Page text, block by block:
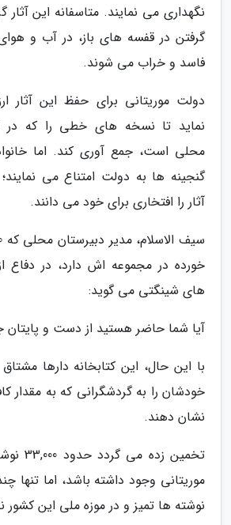
نگهداری می نمایند. متاسفانه این آثار
گرفتن در قفسه های باز، در آب و هوای
فاسد و خراب می شوند.
دولت موریتانی برای حفظ این
نماید تا نسخه های خطی را که در
محلی است، جمع آوری کند. اما
گنجینه ها به دولت امتناع می
آثار را افتخاری برای خود می دانند.
خورده در مجموعه اش دارد، در دفاع از
های شینگتی می گوید:
آیا شما حاضر هستید از دست و پایتان
با این حال، این کتابخانه دارها
خودشان را به گردشگرانی که به مقدار
نشان دهند.
تخمین
موریتانی وجود داشته باشد، اما تنها
نوشته ها تمیز و در موزه ملی این کشور